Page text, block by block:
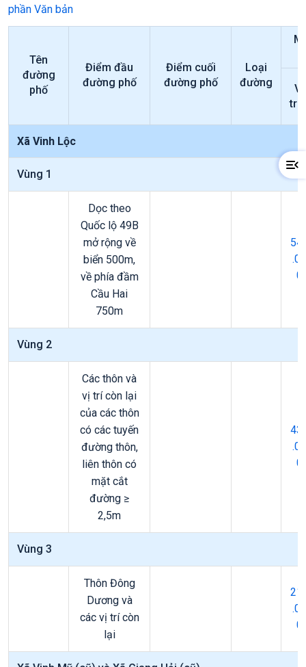
phần Văn bản
Tên
đường
phố
Điểm đầu
đường phố
Điểm cuối
đường phố
Loại
đường
Vị
trí
Xã Vinh Lộc
Vùng 1
Dọc theo
Quốc lộ 49B
mở rộng về
biển 500m,
về phía đầm
Cầu Hai
750m
.00
0
Vùng 2
Các thôn và
vị trí còn lại
của các thôn
có các tuyến
đường thôn,
liên thôn có
mặt cắt
đường ≥
2,5m
.00
0
Vùng 3
Thôn Đông
Dương và
các vị trí còn
lại
.00
0